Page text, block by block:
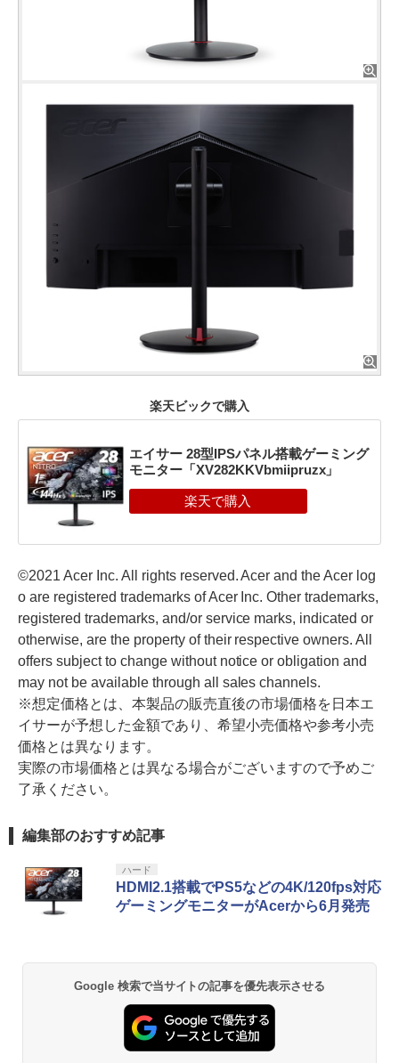
楽天ビックで購入
エイサー 28型IPSパネル搭載ゲーミング
モニター「XV282KKVbmiipruzx」
©2021 Acer Inc. All rights reserved. Acer and the Acer log
o are registered trademarks of Acer Inc. Other trademarks,
registered trademarks, and/or service marks, indicated or
otherwise, are the property of their respective owners. All
offers subject to change without notice or obligation and
may not be available through all sales channels.
※想定価格とは、本製品の販売直後の市場価格を日本エ
イサーが予想した金額であり、希望小売価格や参考小売
価格とは異なります。
実際の市場価格とは異なる場合がございますので予めご
了承ください。
編集部のおすすめ記事
ハード
HDMI2.1搭載でPS5などの4K/120fps対応
ゲーミングモニターがAcerから6月発売
Google 検索で当サイトの記事を優先表示させる